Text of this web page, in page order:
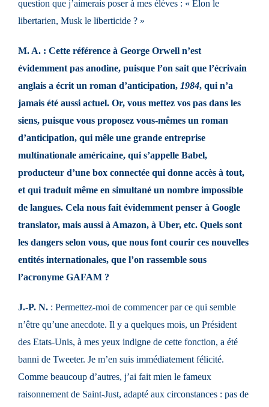
question que j’aimerais poser à mes élèves : « Elon le
libertarien, Musk le liberticide ? »
M. A. : Cette référence à George Orwell n’est
évidemment pas anodine, puisque l’on sait que l’écrivain
anglais a écrit un roman d’anticipation, 1984, qui n’a
jamais été aussi actuel. Or, vous mettez vos pas dans les
siens, puisque vous proposez vous-mêmes un roman
d’anticipation, qui mêle une grande entreprise
multinationale américaine, qui s’appelle Babel,
producteur d’une box connectée qui donne accès à tout,
et qui traduit même en simultané un nombre impossible
de langues. Cela nous fait évidemment penser à Google
translator, mais aussi à Amazon, à Uber, etc. Quels sont
les dangers selon vous, que nous font courir ces nouvelles
entités internationales, que l’on rassemble sous
l’acronyme GAFAM ?
J.-P. N. : Permettez-moi de commencer par ce qui semble
n’être qu’une anecdote. Il y a quelques mois, un Président
des Etats-Unis, à mes yeux indigne de cette fonction, a été
banni de Tweeter. Je m’en suis immédiatement félicité.
Comme beaucoup d’autres, j’ai fait mien le fameux
raisonnement de Saint-Just, adapté aux circonstances : pas de